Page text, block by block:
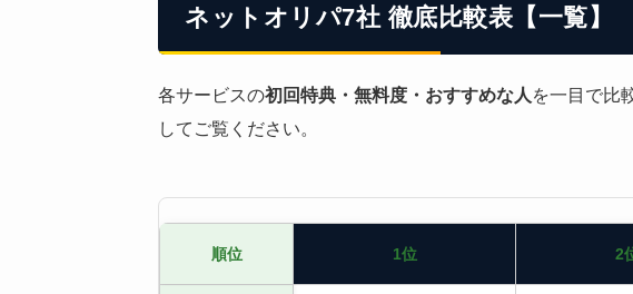
ネットオリパ7社 徹底比較表【一覧】
各サービスの初回特典・無料度・おすすめな人 を一目で比
してご覧ください。
順位 1位 2